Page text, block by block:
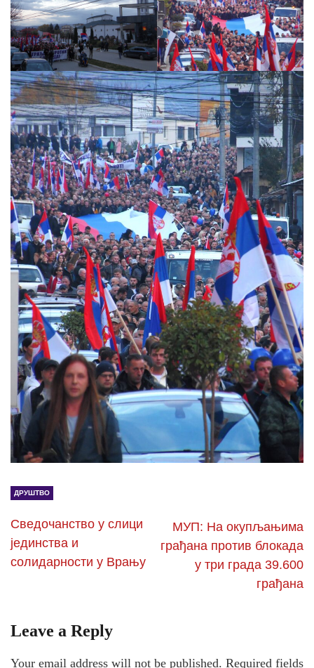
ДРУШТВО
Сведочанство у слици
јединства и
солидарности у Врању
МУП: На окупљањима
грађана против блокада
у три града 39.600
грађана
Leave a Reply
Your email address will not be published. Required fields